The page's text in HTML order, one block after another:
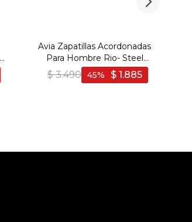
Avia Zapatillas Acordonadas
Para Hombre Rio- Steel
Blue/Black - Azul-Negro
$ 3.490 $ 1.885
45